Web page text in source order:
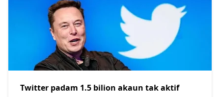
Twitter padam 1.5 bilion akaun tak aktif